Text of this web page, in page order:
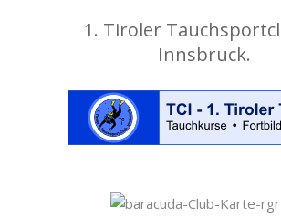
1. Tiroler
Innsbruck.